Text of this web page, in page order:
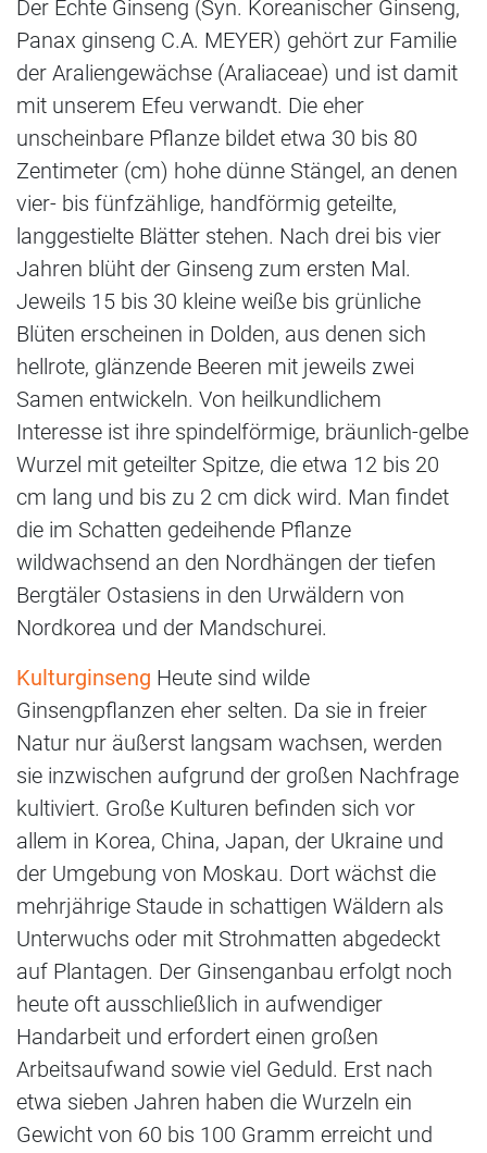
Der Echte Ginseng (Syn. Koreanischer Ginseng,
Panax ginseng C.A. MEYER) gehört zur Familie
der Araliengewächse (Araliaceae) und ist damit
mit unserem Efeu verwandt. Die eher
unscheinbare Pflanze bildet etwa 30 bis 80
Zentimeter (cm) hohe dünne Stängel, an denen
vier- bis fünfzählige, handförmig geteilte,
langgestielte Blätter stehen. Nach drei bis vier
Jahren blüht der Ginseng zum ersten Mal.
Jeweils 15 bis 30 kleine weiße bis grünliche
Blüten erscheinen in Dolden, aus denen sich
hellrote, glänzende Beeren mit jeweils zwei
Samen entwickeln. Von heilkundlichem
Interesse ist ihre spindelförmige, bräunlich-gelbe
Wurzel mit geteilter Spitze, die etwa 12 bis 20
cm lang und bis zu 2 cm dick wird. Man findet
die im Schatten gedeihende Pflanze
wildwachsend an den Nordhängen der tiefen
Bergtäler Ostasiens in den Urwäldern von
Nordkorea und der Mandschurei.
Kulturginseng Heute sind wilde
Ginsengpflanzen eher selten. Da sie in freier
Natur nur äußerst langsam wachsen, werden
sie inzwischen aufgrund der großen Nachfrage
kultiviert. Große Kulturen befinden sich vor
allem in Korea, China, Japan, der Ukraine und
der Umgebung von Moskau. Dort wächst die
mehrjährige Staude in schattigen Wäldern als
Unterwuchs oder mit Strohmatten abgedeckt
auf Plantagen. Der Ginsenganbau erfolgt noch
heute oft ausschließlich in aufwendiger
Handarbeit und erfordert einen großen
Arbeitsaufwand sowie viel Geduld. Erst nach
etwa sieben Jahren haben die Wurzeln ein
Gewicht von 60 bis 100 Gramm erreicht und